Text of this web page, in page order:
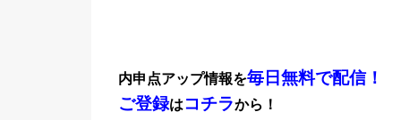
内申点アップ情報を毎日無料で配信！
ご登録はコチラから！